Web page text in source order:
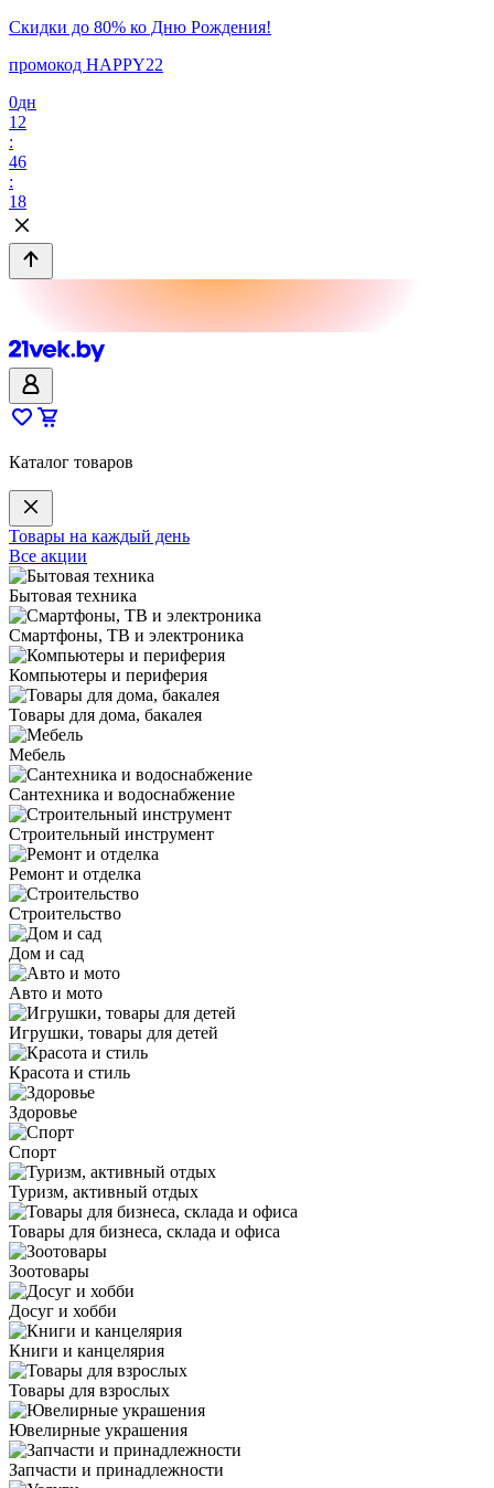
Скидки до 80% ко Дню Рождения!
промокод HAPPY22
0дн
12
:
46
:
18
Каталог товаров
Товары на каждый день
Все акции
Бытовая техника
Смартфоны, ТВ и электроника
Компьютеры и периферия
Товары для дома, бакалея
Мебель
Сантехника и водоснабжение
Строительный инструмент
Ремонт и отделка
Строительство
Дом и сад
Авто и мото
Игрушки, товары для детей
Красота и стиль
Здоровье
Спорт
Туризм, активный отдых
Товары для бизнеса, склада и офиса
Зоотовары
Досуг и хобби
Книги и канцелярия
Товары для взрослых
Ювелирные украшения
Запчасти и принадлежности